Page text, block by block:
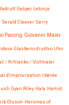
Gašper Letonja
Gerald Cleaver Gerry
Pacorig Giovanni Maier
Glasbeno društvo Uho
/ Krhlanko / Vollmaier
d'improvisation libérée
Gyan Riley Hala Hamid
Olsson Heroines of